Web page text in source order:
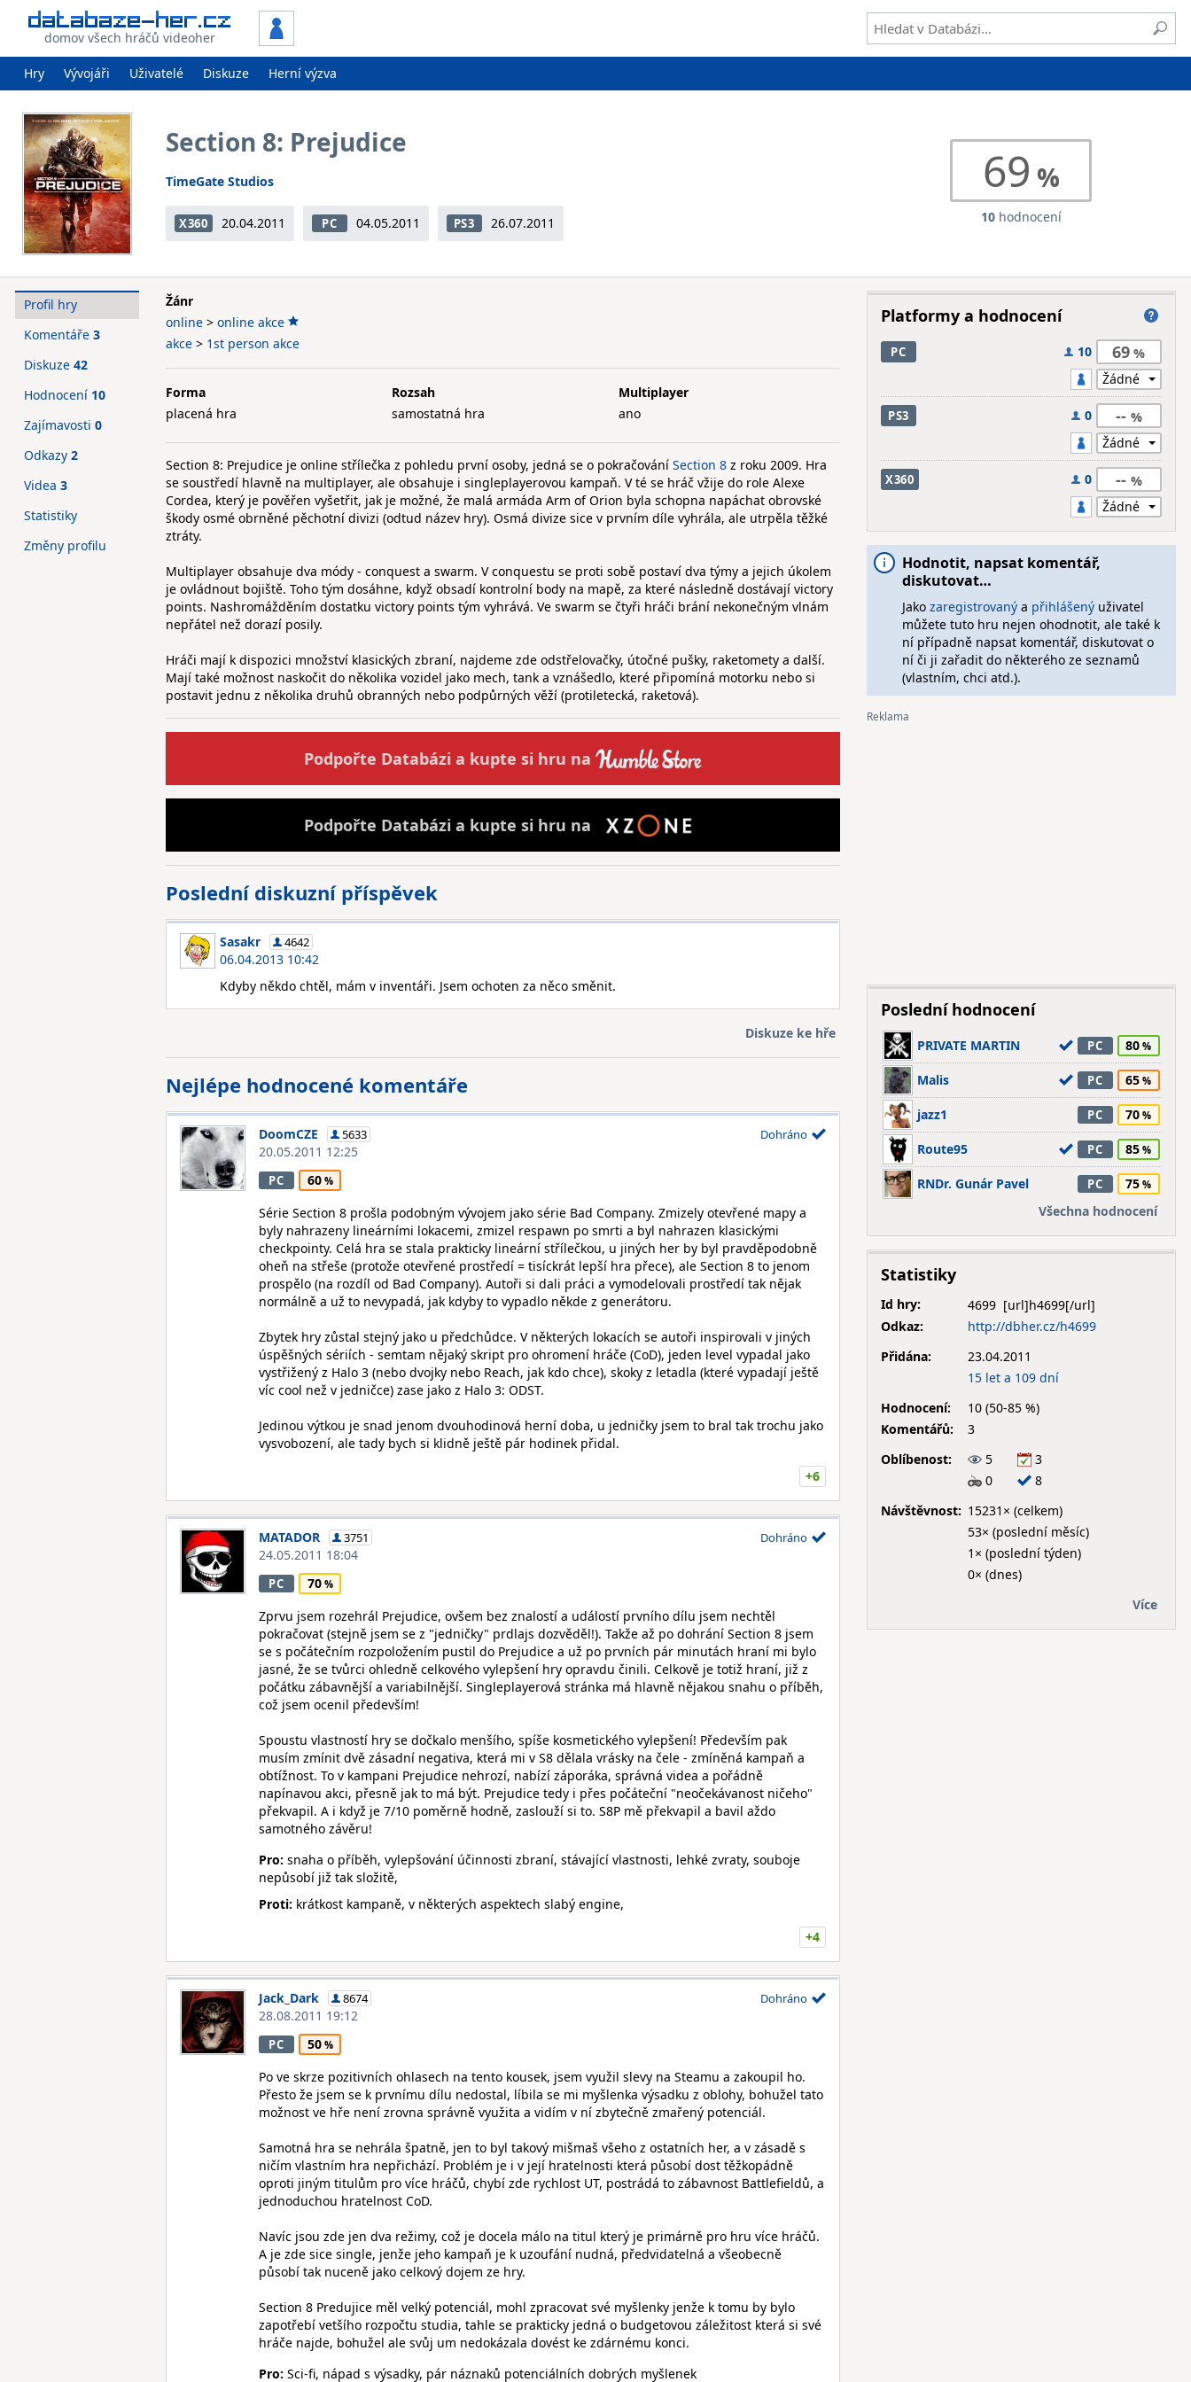
domov všech hráčů videoher
Hry Vývojáři Uživatelé Diskuze Herní výzva
Section 8: Prejudice
TimeGate Studios
X360 20.04.2011 PC 04.05.2011 PS3 26.07.2011
69
10hodnocení
Žánr
online > online akce
akce > 1st person akce
Forma
placená hra
Rozsah
samostatná hra
Multiplayer
ano
Section 8: Prejudice je online střílečka z pohledu první osoby, jedná se o pokračování Section 8 z roku 2009. Hra
se soustředí hlavně na multiplayer, ale obsahuje i singleplayerovou kampaň. V té se hráč vžije do role Alexe
Cordea, který je pověřen vyšetřit, jak je možné, že malá armáda Arm of Orion byla schopna napáchat obrovské
škody osmé obrněné pěchotní divizi (odtud název hry). Osmá divize sice v prvním díle vyhrála, ale utrpěla těžké
ztráty.
Multiplayer obsahuje dva módy - conquest a swarm. V conquestu se proti sobě postaví dva týmy a jejich úkolem
je ovládnout bojiště. Toho tým dosáhne, když obsadí kontrolní body na mapě, za které následně dostávají victory
points. Nashromážděním dostatku victory points tým vyhrává. Ve swarm se čtyři hráči brání nekonečným vlnám
nepřátel než dorazí posily.
Hráči mají k dispozici množství klasických zbraní, najdeme zde odstřelovačky, útočné pušky, raketomety a další.
Mají také možnost naskočit do několika vozidel jako mech, tank a vznášedlo, které připomíná motorku nebo si
postavit jednu z několika druhů obranných nebo podpůrných věží (protiletecká, raketová).
Podpořte Databázi a kupte si hru na
Podpořte Databázi a kupte si hru na
Poslední diskuzní příspěvek
Sasakr 4642
06.04.2013 10:42
Kdyby někdo chtěl, mám v inventáři. Jsem ochoten za něco směnit.
Diskuze ke hře
Nejlépe hodnocené komentáře
DoomCZE 5633
20.05.2011 12:25
Dohráno
PC
60
Série Section 8 prošla podobným vývojem jako série Bad Company. Zmizely otevřené mapy a
byly nahrazeny lineárními lokacemi, zmizel respawn po smrti a byl nahrazen klasickými
checkpointy. Celá hra se stala prakticky lineární střílečkou, u jiných her by byl pravděpodobně
oheň na střeše (protože otevřené prostředí = tisíckrát lepší hra přece), ale Section 8 to jenom
prospělo (na rozdíl od Bad Company). Autoři si dali práci a vymodelovali prostředí tak nějak
normálně a už to nevypadá, jak kdyby to vypadlo někde z generátoru.
Zbytek hry zůstal stejný jako u předchůdce. V některých lokacích se autoři inspirovali v jiných
úspěšných sériích - semtam nějaký skript pro ohromení hráče (CoD), jeden level vypadal jako
vystřižený z Halo 3 (nebo dvojky nebo Reach, jak kdo chce), skoky z letadla (které vypadají ještě
víc cool než v jedničce) zase jako z Halo 3: ODST.
Jedinou výtkou je snad jenom dvouhodinová herní doba, u jedničky jsem to bral tak trochu jako
vysvobození, ale tady bych si klidně ještě pár hodinek přidal.
+6
MATADOR 3751
24.05.2011 18:04
Dohráno
PC
70
Zprvu jsem rozehrál Prejudice, ovšem bez znalostí a událostí prvního dílu jsem nechtěl
pokračovat (stejně jsem se z "jedničky" prdlajs dozvěděl!). Takže až po dohrání Section 8 jsem
se s počátečním rozpoložením pustil do Prejudice a už po prvních pár minutách hraní mi bylo
jasné, že se tvůrci ohledně celkového vylepšení hry opravdu činili. Celkově je totiž hraní, již z
počátku zábavnější a variabilnější. Singleplayerová stránka má hlavně nějakou snahu o příběh,
což jsem ocenil především!
Spoustu vlastností hry se dočkalo menšího, spíše kosmetického vylepšení! Především pak
musím zmínit dvě zásadní negativa, která mi v S8 dělala vrásky na čele - zmíněná kampaň a
obtížnost. To v kampani Prejudice nehrozí, nabízí záporáka, správná videa a pořádně
napínavou akci, přesně jak to má být. Prejudice tedy i přes počáteční "neočekávanost ničeho"
překvapil. A i když je 7/10 poměrně hodně, zaslouží si to. S8P mě překvapil a bavil aždo
samotného závěru!
Pro: snaha o příběh, vylepšování účinnosti zbraní, stávající vlastnosti, lehké zvraty, souboje
nepůsobí již tak složitě,
Proti: krátkost kampaně, v některých aspektech slabý engine,
+4
Jack_Dark 8674
28.08.2011 19:12
Dohráno
PC
50
Po ve skrze pozitivních ohlasech na tento kousek, jsem využil slevy na Steamu a zakoupil ho.
Přesto že jsem se k prvnímu dílu nedostal, líbila se mi myšlenka výsadku z oblohy, bohužel tato
možnost ve hře není zrovna správně využita a vidím v ní zbytečně zmařený potenciál.
Samotná hra se nehrála špatně, jen to byl takový mišmaš všeho z ostatních her, a v zásadě s
ničím vlastním hra nepřichází. Problém je i v její hratelnosti která působí dost těžkopádně
oproti jiným titulům pro více hráčů, chybí zde rychlost UT, postrádá to zábavnost Battlefieldů, a
jednoduchou hratelnost CoD.
Navíc jsou zde jen dva režimy, což je docela málo na titul který je primárně pro hru více hráčů.
A je zde sice single, jenže jeho kampaň je k uzoufání nudná, předvidatelná a všeobecně
působí tak nuceně jako celkový dojem ze hry.
Section 8 Predujice měl velký potenciál, mohl zpracovat své myšlenky jenže k tomu by bylo
zapotřebí vetšího rozpočtu studia, tahle se prakticky jedná o budgetovou záležitost která si své
hráče najde, bohužel ale svůj um nedokázala dovést ke zdárnému konci.
Pro: Sci-fi, nápad s výsadky, pár náznaků potenciálních dobrých myšlenek
Profil hry
Komentáře 3
Diskuze 42
Hodnocení 10
Zajímavosti 0
Odkazy 2
Videa 3
Statistiky
Změny profilu
Platformy a hodnocení
PC 10 69
PS3 0 --
X360 0 --
Hodnotit, napsat komentář,
diskutovat…
Jako zaregistrovanýa přihlášenýuživatel
můžete tuto hru nejen ohodnotit, ale také k
ní případně napsat komentář, diskutovat o
ní či ji zařadit do některého ze seznamů
(vlastním, chci atd.).
Poslední hodnocení
PRIVATE MARTIN PC 80
Malis PC 65
jazz1 PC 70
Route95 PC 85
RNDr. Gunár Pavel PC
75
Všechna hodnocení
Statistiky
Id hry:
4699
Odkaz:
http://dbher.cz/h4699
Přidána:
23.04.2011
15 let a 109 dní
Hodnocení:
10 (50-85 %)
Komentářů:
3
Oblíbenost:
5
3
0
8
Návštěvnost: 15231× (celkem)
53× (poslední měsíc)
1× (poslední týden)
0× (dnes)
Více